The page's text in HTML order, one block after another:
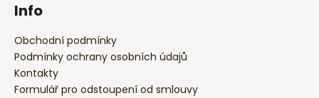
Info
Obchodní podmínky
Podmínky ochrany osobních údajů
Kontakty
Formulář pro odstoupení od smlouvy